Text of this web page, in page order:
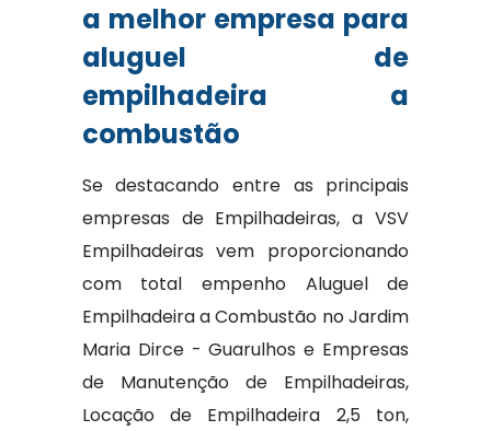
a melhor empresa para
aluguel de
empilhadeira a
combustão
Se destacando entre as principais
empresas de Empilhadeiras, a VSV
Empilhadeiras vem proporcionando
com total empenho Aluguel de
Empilhadeira a Combustão no Jardim
Maria Dirce - Guarulhos e Empresas
de Manutenção de Empilhadeiras,
Locação de Empilhadeira 2,5 ton,